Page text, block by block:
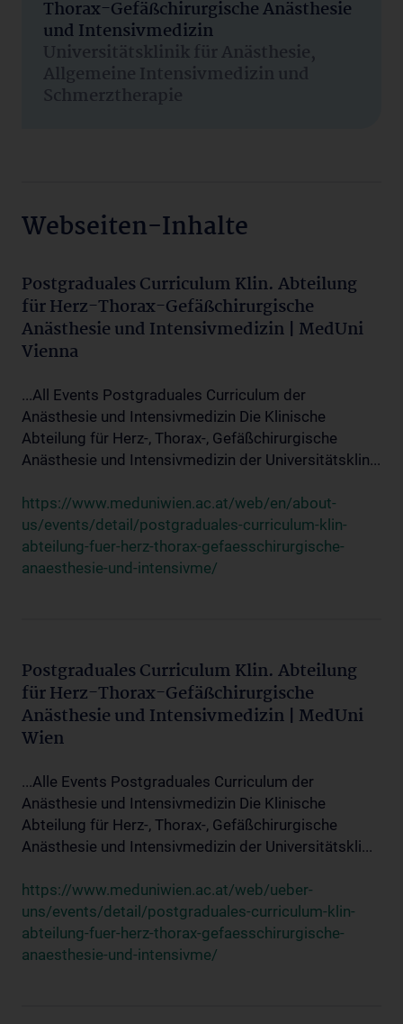
Thorax-Gefäßchirurgische Anästhesie
und Intensivmedizin
Universitätsklinik für Anästhesie,
Allgemeine Intensivmedizin und
Schmerztherapie
Webseiten-Inhalte
Postgraduales Curriculum Klin. Abteilung
für Herz-Thorax-Gefäßchirurgische
Anästhesie und Intensivmedizin | MedUni
Vienna
...All Events Postgraduales Curriculum der
Anästhesie und Intensivmedizin Die Klinische
Abteilung für Herz-, Thorax-, Gefäßchirurgische
Anästhesie und Intensivmedizin der Universitätsklin...
https://www.meduniwien.ac.at/web/en/about-
us/events/detail/postgraduales-curriculum-klin-
abteilung-fuer-herz-thorax-gefaesschirurgische-
anaesthesie-und-intensivme/
Postgraduales Curriculum Klin. Abteilung
für Herz-Thorax-Gefäßchirurgische
Anästhesie und Intensivmedizin | MedUni
Wien
...Alle Events Postgraduales Curriculum der
Anästhesie und Intensivmedizin Die Klinische
Abteilung für Herz-, Thorax-, Gefäßchirurgische
Anästhesie und Intensivmedizin der Universitätskli...
https://www.meduniwien.ac.at/web/ueber-
uns/events/detail/postgraduales-curriculum-klin-
abteilung-fuer-herz-thorax-gefaesschirurgische-
anaesthesie-und-intensivme/